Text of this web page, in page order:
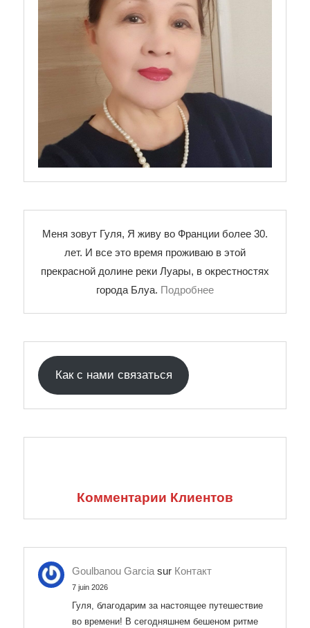
Меня зовут Гуля, Я живу во Франции более 30.
лет. И все это время проживаю в этой
прекрасной долине реки Луары, в окрестностях
города Блуа. Подробнее
Как с нами связаться
Комментарии Клиентов
Goulbanou Garciasur Контакт
7 juin 2026
Гуля, благодарим за настоящее путешествие
во времени! В сегодняшнем бешеном ритме